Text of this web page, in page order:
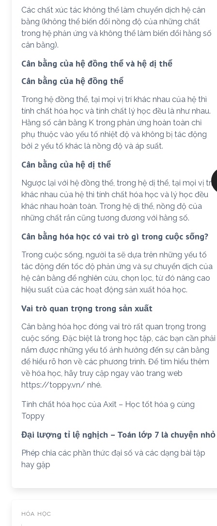
Các chất xúc tác không thể làm chuyển dịch hệ cân
bằng (không thể biến đổi nồng độ của những chất
trong hệ phản ứng và không thể làm biến đổi hằng số
cân bằng).
Cân bằng của hệ đồng thể và hệ dị thể
Cân bằng của hệ đồng thể
Trong hệ đồng thể, tại mọi vị trí khác nhau của hệ thì
tính chất hóa học và tính chất lý học đều là như nhau.
Hằng số cân bằng K trong phản ứng hoàn toàn chỉ
phụ thuộc vào yếu tố nhiệt độ và không bị tác động
bởi 2 yếu tố khác là nồng độ và áp suất.
Cân bằng của hệ dị thể
Ngược lại với hệ đồng thể, trong hệ dị thể, tại mọi vị trí
khác nhau của hệ thì tính chất hóa học và lý học đều
khác nhau hoàn toàn. Trong hệ dị thể, nồng độ của
những chất rắn cũng tương đương với hằng số.
Cân bằng hóa học có vai trò gì trong cuộc sống?
Trong cuộc sống, người ta sẽ dựa trên những yếu tố
tác động đến tốc độ phản ứng và sự chuyển dịch của
hệ cân bằng để nghiên cứu, chọn lọc, từ đó nâng cao
hiệu suất của các hoạt động sản xuất hóa học.
Vai trò quan trọng trong sản xuất
Cân bằng hóa học đóng vai trò rất quan trọng trong
cuộc sống. Đặc biệt là trong học tập, các bạn cần phải
nắm được những yếu tố ảnh hưởng đến sự cân bằng
để hiểu rõ hơn về các phương trình. Để tìm hiểu thêm
về hóa học, hãy truy cập ngay vào trang web
https://toppy.vn/ nhé.
Tính chất hóa học của Axit – Học tốt hóa 9 cùng
Toppy
Đại lượng tỉ lệ nghịch – Toán lớp 7 là chuyện nhỏ
Phép chia các phần thức đại số và các dạng bài tập
hay gặp
HÓA HỌC